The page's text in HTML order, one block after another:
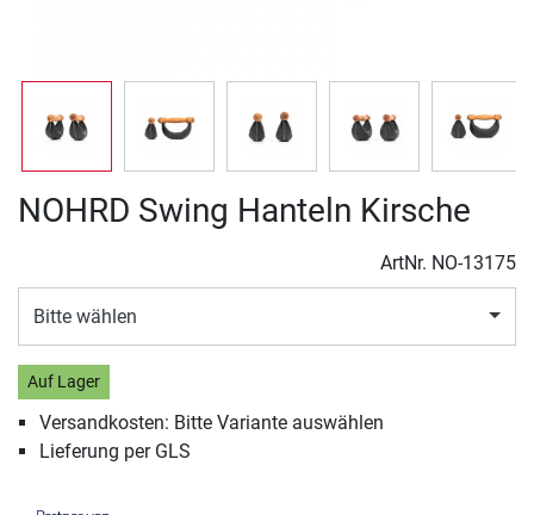
NOHRD Swing Hanteln Kirsche
ArtNr. NO-13175
Bitte wählen
Auf Lager
Versandkosten: Bitte Variante auswählen
Lieferung per GLS